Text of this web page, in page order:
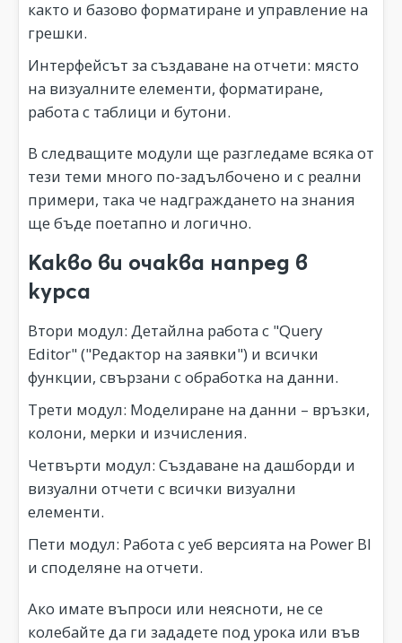
както и базово форматиране и управление на
грешки.
Интерфейсът за създаване на отчети: място
на визуалните елементи, форматиране,
работа с таблици и бутони.
В следващите модули ще разгледаме всяка от
тези теми много по-задълбочено и с реални
примери, така че надграждането на знания
ще бъде поетапно и логично.
Какво ви очаква напред в
курса
Втори модул: Детайлна работа с "Query
Editor" ("Редактор на заявки") и всички
функции, свързани с обработка на данни.
Трети модул: Моделиране на данни – връзки,
колони, мерки и изчисления.
Четвърти модул: Създаване на дашборди и
визуални отчети с всички визуални
елементи.
Пети модул: Работа с уеб версията на Power BI
и споделяне на отчети.
Ако имате въпроси или неясноти, не се
колебайте да ги зададете под урока или във